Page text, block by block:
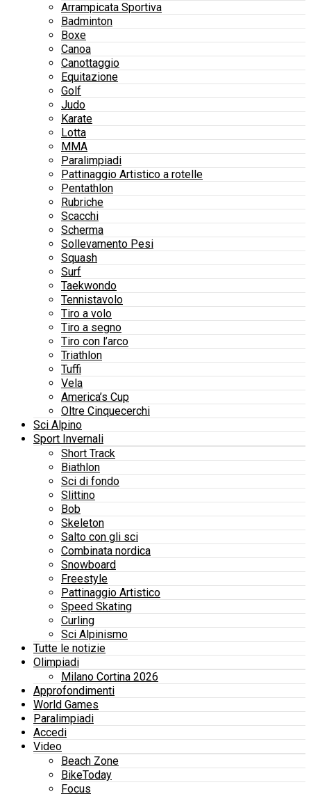
Arrampicata Sportiva
Badminton
Boxe
Canoa
Canottaggio
Equitazione
Golf
Judo
Karate
Lotta
MMA
Paralimpiadi
Pattinaggio Artistico a rotelle
Pentathlon
Rubriche
Scacchi
Scherma
Sollevamento Pesi
Squash
Surf
Taekwondo
Tennistavolo
Tiro a volo
Tiro a segno
Tiro con l’arco
Triathlon
Tuffi
Vela
America’s Cup
Oltre Cinquecerchi
Sci Alpino
Sport Invernali
Short Track
Biathlon
Sci di fondo
Slittino
Bob
Skeleton
Salto con gli sci
Combinata nordica
Snowboard
Freestyle
Pattinaggio Artistico
Speed Skating
Curling
Sci Alpinismo
Tutte le notizie
Olimpiadi
Milano Cortina 2026
Approfondimenti
World Games
Paralimpiadi
Accedi
Video
Beach Zone
BikeToday
Focus